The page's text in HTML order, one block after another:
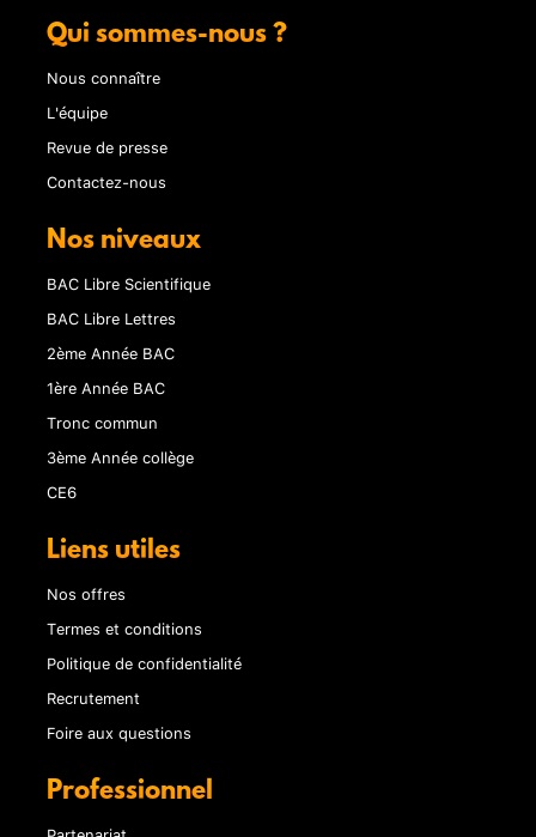
Qui sommes-nous ?
Nous connaître
L'équipe
Revue de presse
Contactez-nous
Nos niveaux
BAC Libre Scientifique
BAC Libre Lettres
2ème Année BAC
1ère Année BAC
Tronc commun
3ème Année collège
CE6
Liens utiles
Nos offres
Termes et conditions
Politique de confidentialité
Recrutement
Foire aux questions
Professionnel